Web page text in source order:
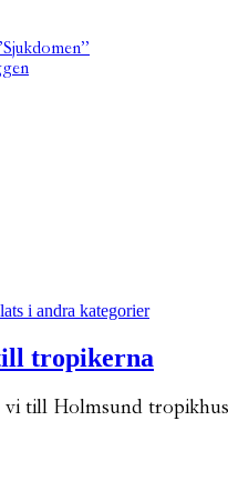
i andra kategorier
tropikerna
vi till Holmsund